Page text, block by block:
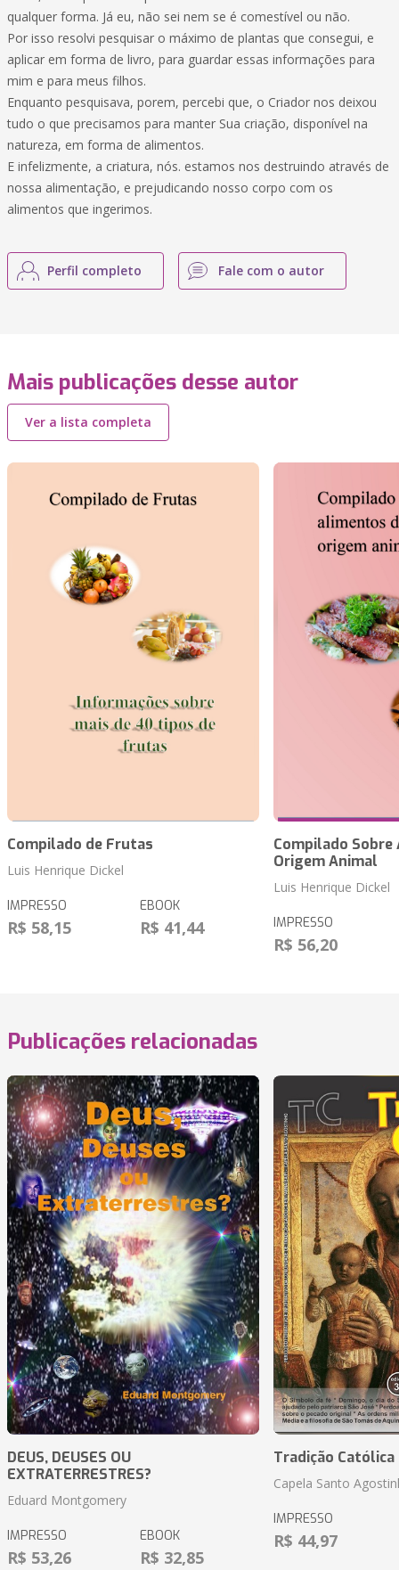
qualquer forma. Já eu, não sei nem se é comestível ou não.
Por isso resolvi pesquisar o máximo de plantas que consegui, e
aplicar em forma de livro, para guardar essas informações para
mim e para meus filhos.
Enquanto pesquisava, porem, percebi que, o Criador nos deixou
tudo o que precisamos para manter Sua criação, disponível na
natureza, em forma de alimentos.
E infelizmente, a criatura, nós. estamos nos destruindo através de
nossa alimentação, e prejudicando nosso corpo com os
alimentos que ingerimos.
Perfil completo Fale com o autor
Mais publicações desse autor
Ver a lista completa
Compilado de Frutas
Luis Henrique Dickel
IMPRESSO
R$ 58,15
EBOOK
R$ 41,44
Compilado
Origem Animal
Luis Henrique Dickel
IMPRESSO
R$ 56,20
Publicações relacionadas
DEUS, DEUSES OU
EXTRATERRESTRES?
Eduard Montgomery
IMPRESSO
R$ 53,26
EBOOK
R$ 32,85
Tradição Católica
Capela Santo
IMPRESSO
R$ 44,97